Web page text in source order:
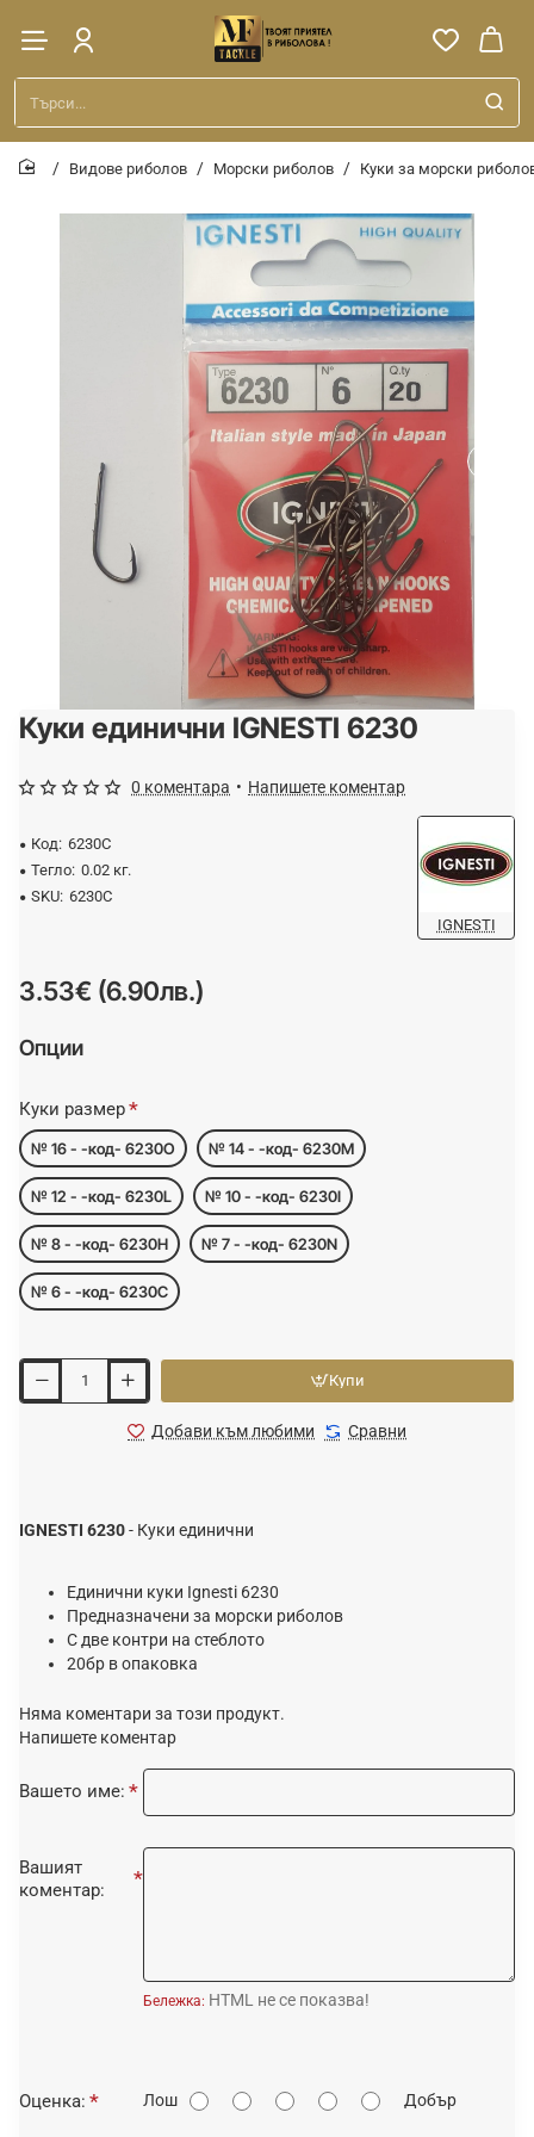
Търси...
Видове риболов Морски риболов Куки за морски
Куки единични IGNESTI 6230
Код: 6230C
Тегло: 0.02 кг.
SKU: 6230C
IGNESTI
0 коментара • Напишете коментар
3.53€ (6.90лв.)
Опции
Куки размер
№ 16 - -код- 6230O № 14 - -код- 6230M
№ 12 - -код- 6230L № 10 - -код- 6230I
№ 8 - -код- 6230H № 7 - -код- 6230N
№ 6 - -код- 6230C
Купи
Добави към любими Сравни
IGNESTI 6230- Куки единични
Единични куки Ignesti 6230
Предназначени за морски риболов
С две контри на стеблото
20бр в опаковка
Няма коментари за този продукт.
Напишете коментар
Вашето име:
Вашият
коментар:
Бележка: HTML не се показва!
О
Оценка: Лош Добър